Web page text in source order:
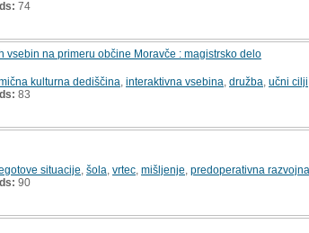
74
na primeru občine Moravče : magistrsko delo
kulturna dediščina interaktivna vsebina družba učni cilji
83
situacije šola vrtec mišljenje predoperativna
90